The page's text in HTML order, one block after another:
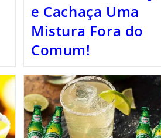
e Cachaça Uma
Mistura Fora do
Comum!